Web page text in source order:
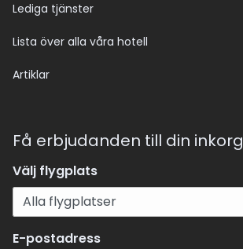
Lediga tjänster
Lista över alla våra hotell
Artiklar
Få erbjudanden till din inkorg
Välj flygplats
E-postadress